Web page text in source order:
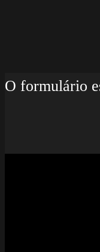
O formulário